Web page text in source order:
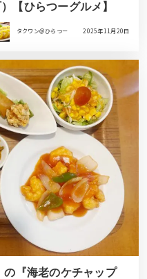
【ひらつーグルメ】
タクワン＠ひらつー 2025年11月20日
の『海老のケチャップ